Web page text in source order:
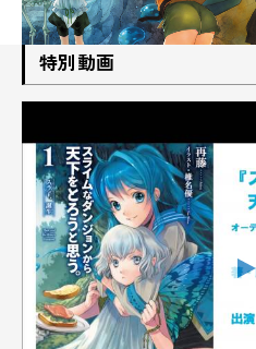
特別動画